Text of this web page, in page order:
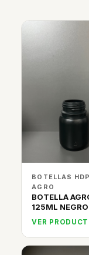
BOTELLAS
AGRO
BOTELLA
125ML NEGRO
VER